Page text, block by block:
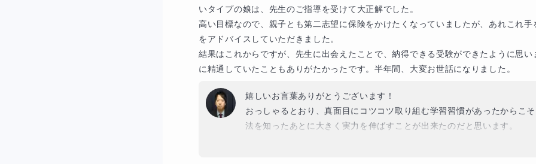
いタイプの娘は、先生のご指導を受けて大正解でした。
高い目標なので、親子とも第二志望に保険をかけたくなっていましたが、あれこれ手
をアドバイスしていただきました。
結果はこれからですが、先生に出会えたことで、納得できる受験ができたように思い
に精通していたこともありがたかったです。半年間、大変お世話になりました。
嬉しいお言葉ありがとうございます！
おっしゃるとおり、真面目にコツコツ取り組む学習習慣があったからこ
法を知ったあとに大きく実力を伸ばすことが出来たのだと思います。
半年間でここまで大きく実力を伸ばすことができたのは、生徒様にとって